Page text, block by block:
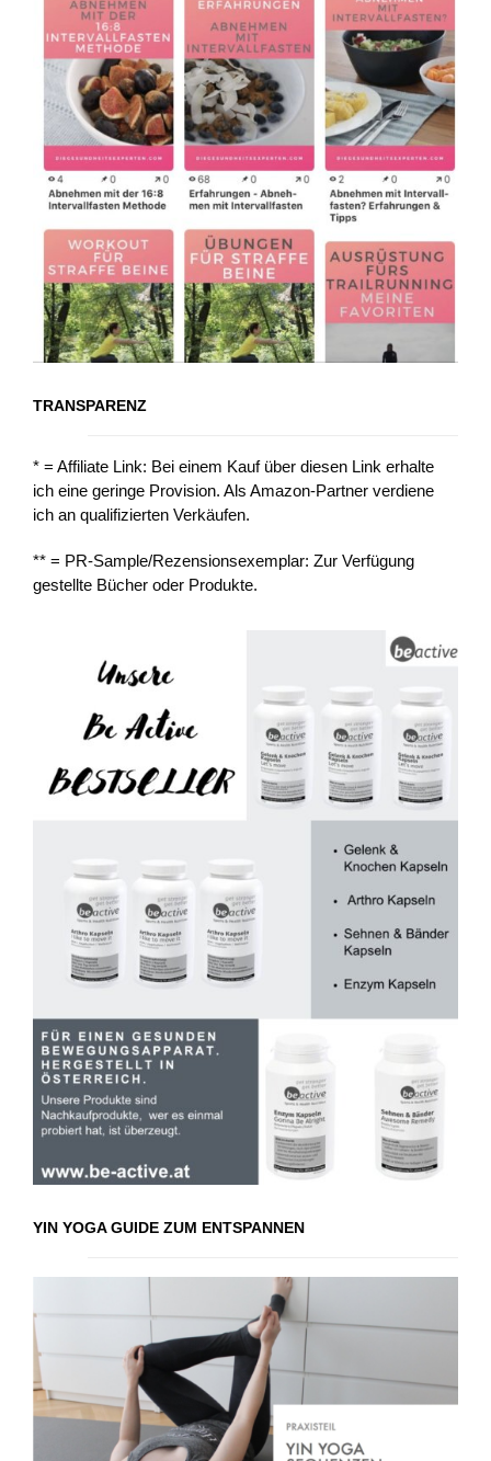
TRANSPARENZ
* = Affiliate Link: Bei einem Kauf über diesen Link erhalte
ich eine geringe Provision. Als Amazon-Partner verdiene
ich an qualifizierten Verkäufen.
** = PR-Sample/Rezensionsexemplar: Zur Verfügung
gestellte Bücher oder Produkte.
YIN YOGA GUIDE ZUM ENTSPANNEN